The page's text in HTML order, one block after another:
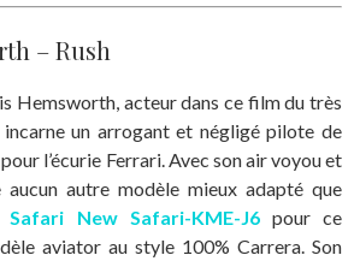
– Rush
Hemsworth, acteur dans ce film du très
un arrogant et négligé pilote de
l’écurie Ferrari. Avec son air voyou et
aucun autre modèle mieux adapté que
New Safari-KME-J6pour ce
aviator au style 100% Carrera. Son